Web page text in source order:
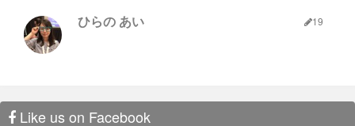
ひらの あい 19
Like us on Facebook